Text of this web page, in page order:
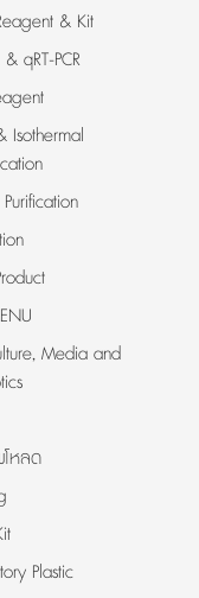
& Kit
& qRT-PCR
Isothermal
Media and
หลด
Plastic